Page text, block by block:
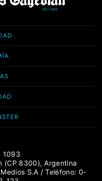
1093
(CP 8300), Argentina
S.A / Teléfono: 0-